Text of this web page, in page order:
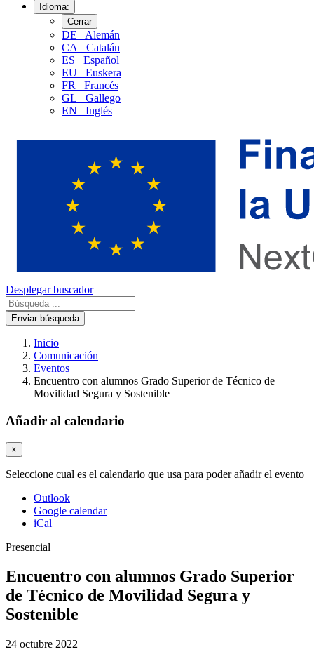
Idioma:
Cerrar
DE
Alemán
CA
Catalán
ES
Español
EU
Euskera
FR
Francés
GL
Gallego
EN
Inglés
Desplegar buscador
Enviar búsqueda
Inicio
Comunicación
Eventos
Encuentro con alumnos Grado Superior de Técnico de
Movilidad Segura y Sostenible
Añadir al calendario
×
Seleccione cual es el calendario que usa para poder añadir el evento
Outlook
Google calendar
iCal
Presencial
Encuentro con alumnos Grado Superior
de Técnico de Movilidad Segura y
Sostenible
24 octubre 2022